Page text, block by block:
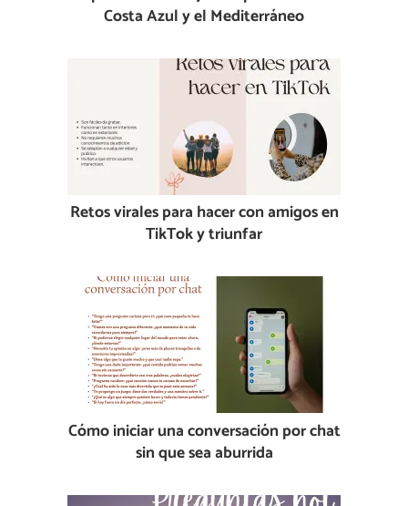
Costa Azul y el Mediterráneo
Retos virales para hacer con amigos en
TikTok y triunfar
Cómo iniciar una conversación por chat
sin que sea aburrida